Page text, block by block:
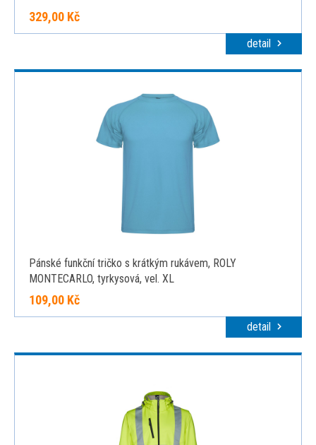
329,00 Kč
detail
Pánské funkční tričko s krátkým rukávem, ROLY
MONTECARLO, tyrkysová, vel. XL
109,00 Kč
detail